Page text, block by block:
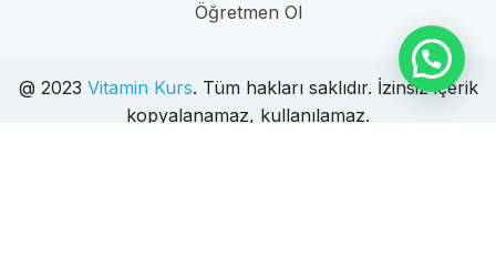
Öğretmen Ol
@ 2023 Vitamin Kurs. Tüm hakları saklıdır. İzinsiz içerik
kopyalanamaz, kullanılamaz.